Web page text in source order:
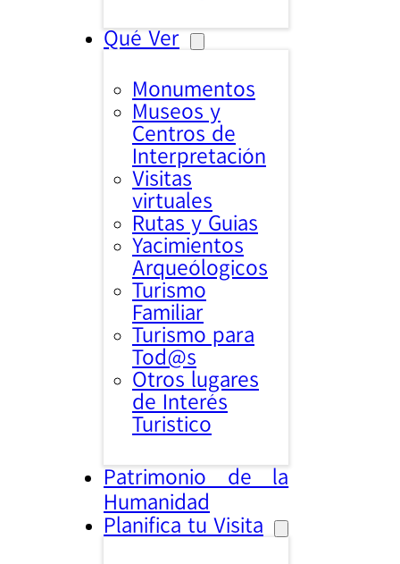
Qué Ver
Monumentos
Museos y
Centros de
Interpretación
Visitas
virtuales
Rutas y Guias
Yacimientos
Arqueólogicos
Turismo
Familiar
Turismo para
Tod@s
Otros lugares
de Interés
Turistico
Patrimonio de la
Humanidad
Planifica tu Visita